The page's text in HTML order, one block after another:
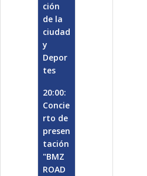
ción
de la
ciudad
y
Depor
tes
20:00:
Concie
rto de
presen
tación
"BMZ
ROAD